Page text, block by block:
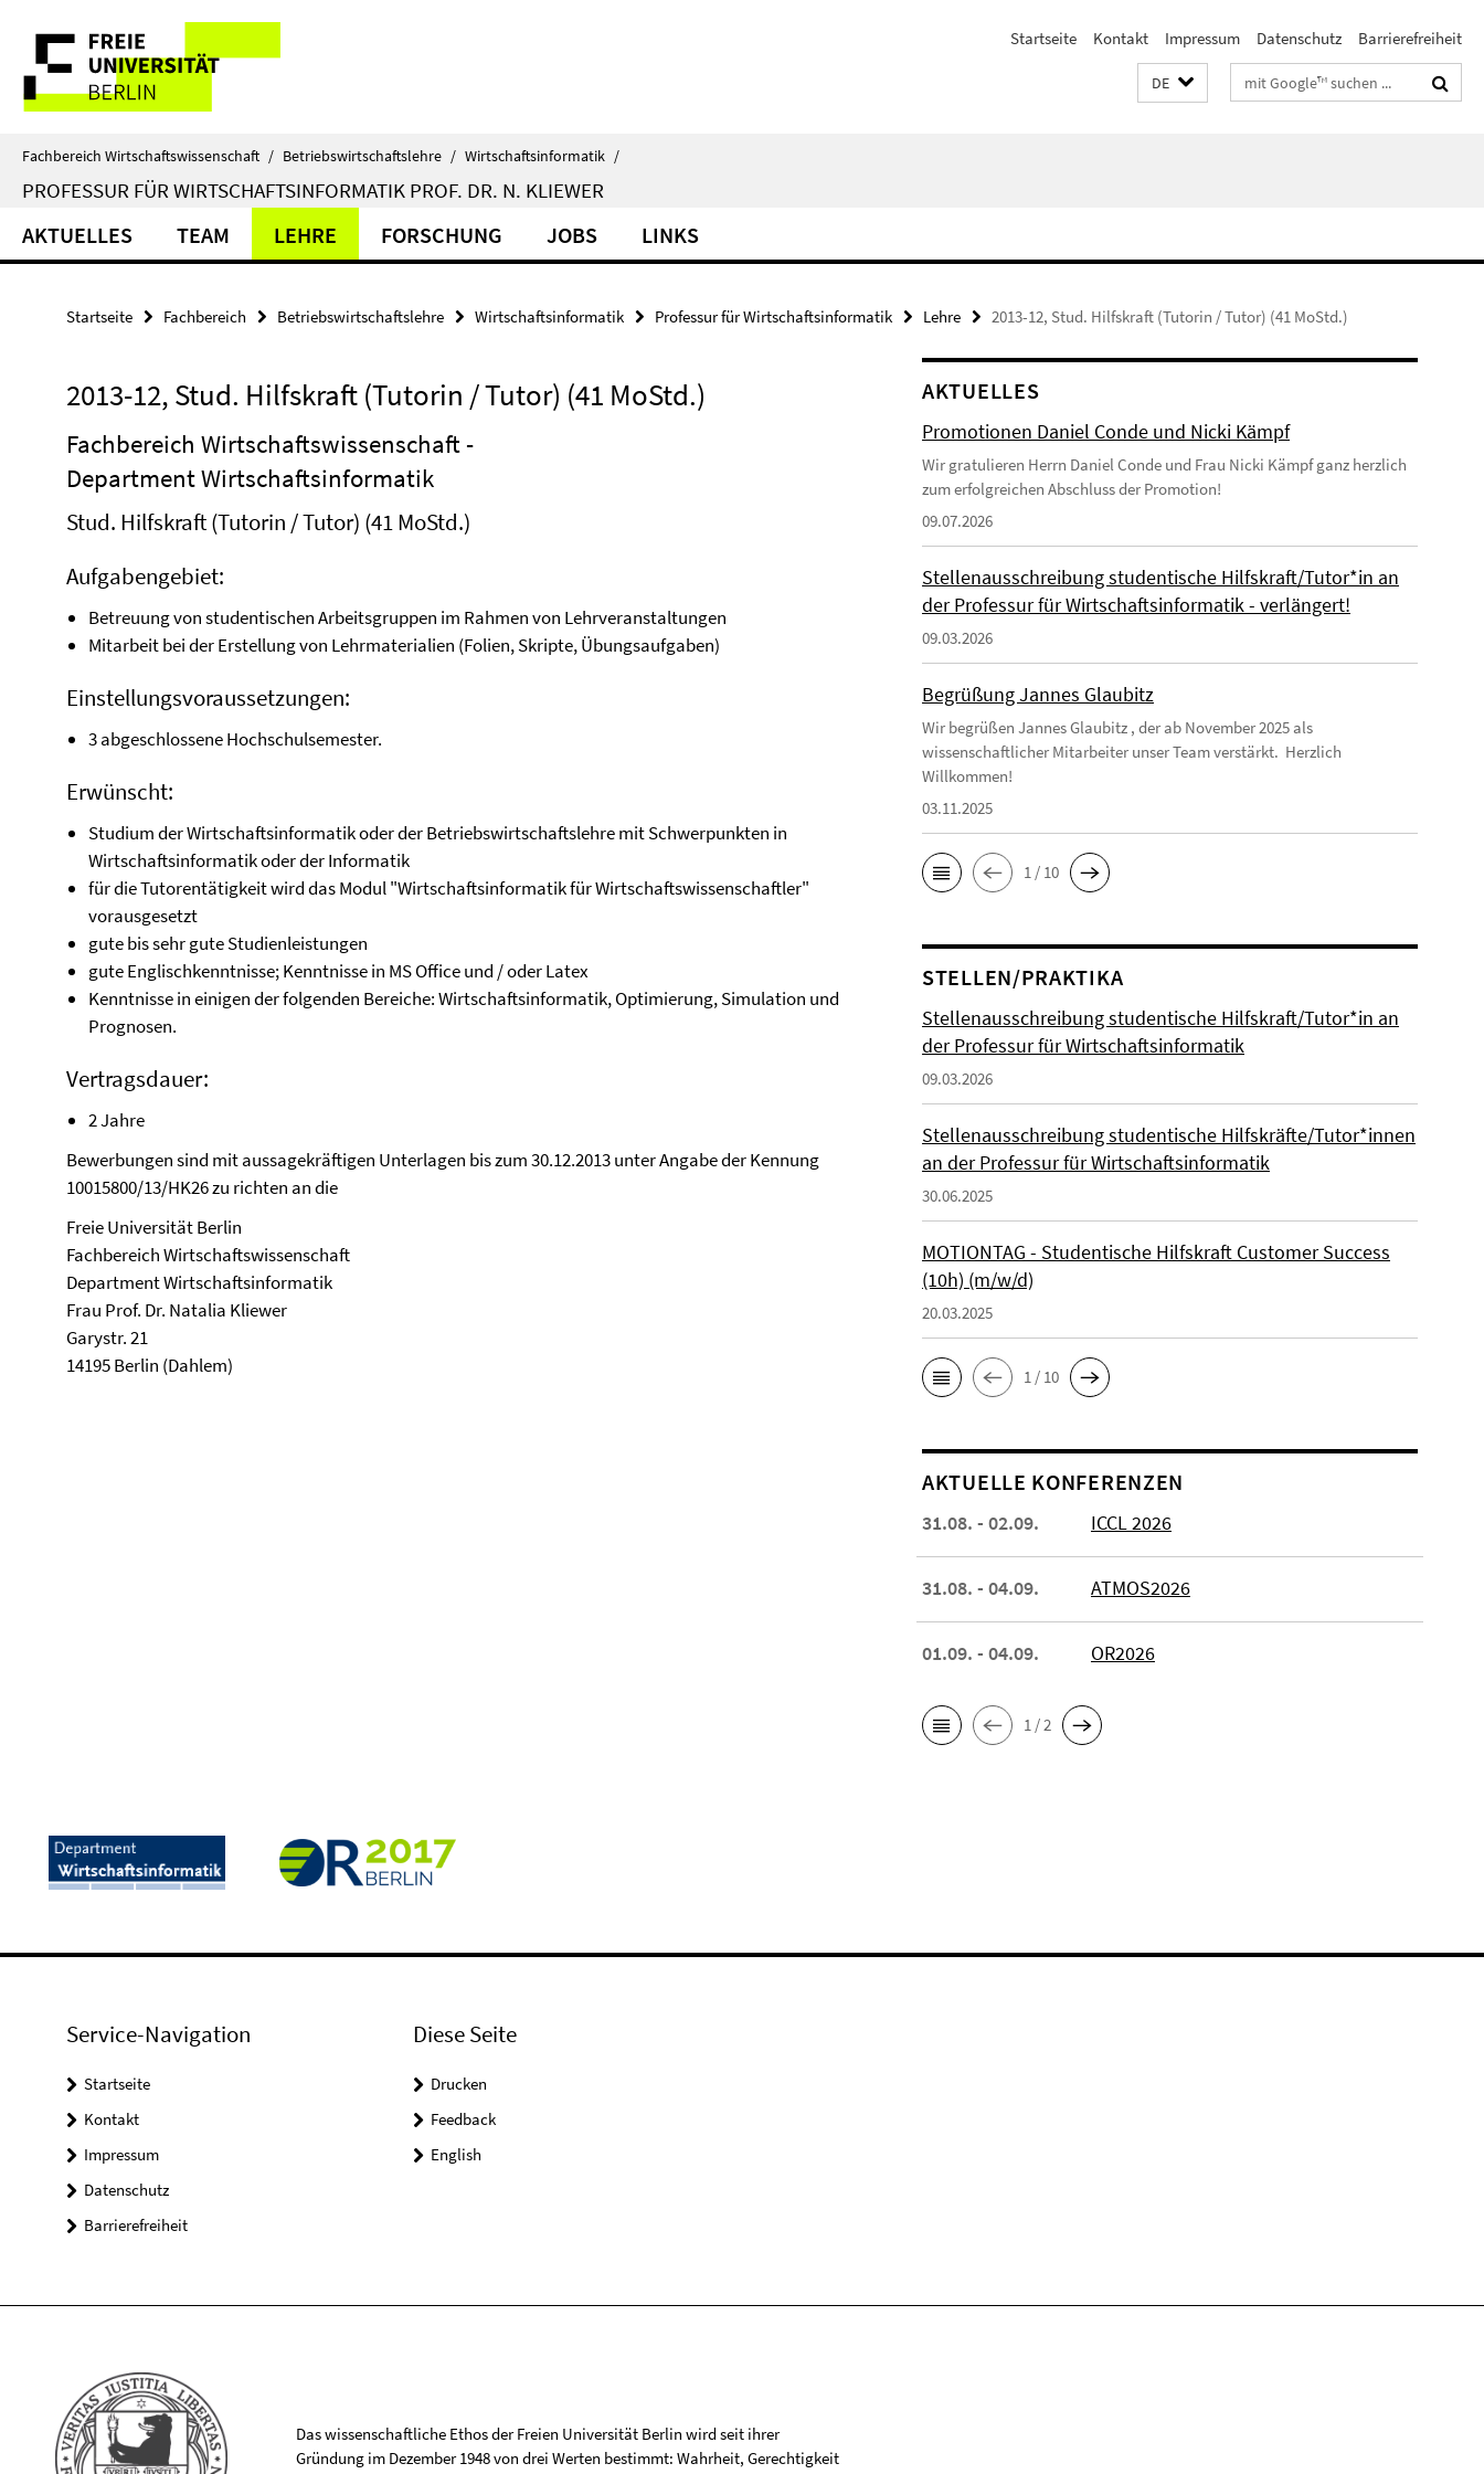
direkt
Inhalt
Service-
Navigation
Startseite Kontakt Impressum Datenschutz Barrierefreiheit
DE Suchbegriffe
Fachbereich Wirtschaftswissenschaft / Betriebswirtschaftslehre / Wirtschaftsinformatik /
PROFESSUR FÜR WIRTSCHAFTSINFORMATIK PROF. DR. N. KLIEWER
AKTUELLES TEAM LEHRE FORSCHUNG JOBS LINKS
Startseite Fachbereich Betriebswirtschaftslehre Wirtschaftsinformatik Professur für Wirtschaftsinformatik Lehre 2013-12, Stud. Hilfskraft (Tutorin / Tutor) (41 MoStd.)
2013-12, Stud. Hilfskraft (Tutorin / Tutor) (41 MoStd.)
Fachbereich Wirtschaftswissenschaft -
Department Wirtschaftsinformatik
Stud. Hilfskraft (Tutorin / Tutor) (41 MoStd.)
Aufgabengebiet:
Betreuung von studentischen Arbeitsgruppen im Rahmen von Lehrveranstaltungen
Mitarbeit bei der Erstellung von Lehrmaterialien (Folien, Skripte, Übungsaufgaben)
Einstellungsvoraussetzungen:
3 abgeschlossene Hochschulsemester.
Erwünscht:
Studium der Wirtschaftsinformatik oder der Betriebswirtschaftslehre mit Schwerpunkten in
Wirtschaftsinformatik oder der Informatik
für die Tutorentätigkeit wird das Modul "Wirtschaftsinformatik für Wirtschaftswissenschaftler"
vorausgesetzt
gute bis sehr gute Studienleistungen
gute Englischkenntnisse; Kenntnisse in MS Office und / oder Latex
Kenntnisse in einigen der folgenden Bereiche: Wirtschaftsinformatik, Optimierung, Simulation und
Prognosen.
Vertragsdauer:
2 Jahre
Bewerbungen sind mit aussagekräftigen Unterlagen bis zum 30.12.2013 unter Angabe der Kennung
10015800/13/HK26 zu richten an die
Freie Universität Berlin
Fachbereich Wirtschaftswissenschaft
Department Wirtschaftsinformatik
Frau Prof. Dr. Natalia Kliewer
Garystr. 21
14195 Berlin (Dahlem)
AKTUELLES
Promotionen Daniel Conde und Nicki Kämpf
Wir gratulieren Herrn Daniel Conde und Frau Nicki Kämpf ganz herzlich
zum erfolgreichen Abschluss der Promotion!
09.07.2026
Stellenausschreibung studentische Hilfskraft/Tutor*in an
der Professur für Wirtschaftsinformatik - verlängert!
09.03.2026
Begrüßung Jannes Glaubitz
Wir begrüßen Jannes Glaubitz , der ab November 2025 als
wissenschaftlicher Mitarbeiter unser Team verstärkt. Herzlich
Willkommen!
03.11.2025
1 / 10
STELLEN/PRAKTIKA
Stellenausschreibung studentische Hilfskraft/Tutor*in an
der Professur für Wirtschaftsinformatik
09.03.2026
Stellenausschreibung studentische Hilfskräfte/Tutor*innen
an der Professur für Wirtschaftsinformatik
30.06.2025
MOTIONTAG - Studentische Hilfskraft Customer Success
(10h) (m/w/d)
20.03.2025
1 / 10
AKTUELLE KONFERENZEN
31.08. - 02.09. ICCL 2026
31.08. - 04.09. ATMOS2026
01.09. - 04.09. OR2026
1 / 2
Service-Navigation
Startseite
Kontakt
Impressum
Datenschutz
Barrierefreiheit
Diese Seite
Drucken
Feedback
English
Das wissenschaftliche Ethos der Freien Universität Berlin wird seit ihrer
Gründung im Dezember 1948 von drei Werten bestimmt: Wahrheit, Gerechtigkeit